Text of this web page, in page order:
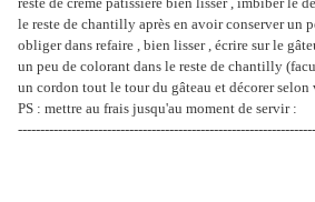
le reste de chantilly après en avoir conserver un
obliger dans refaire , bien lisser , écrire sur le
un peu de colorant dans le reste de chantilly
un cordon tout le tour du gâteau et décorer selon
PS : mettre au frais jusqu'au moment de servir :